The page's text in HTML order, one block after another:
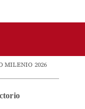
MILENIO 2026